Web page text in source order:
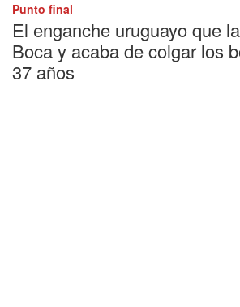
Punto final
El enganche uruguayo que
Boca y acaba de colgar los
37 años